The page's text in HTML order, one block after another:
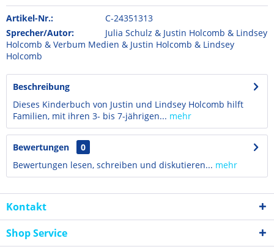
Artikel-Nr.:
C-24351313
Sprecher/Autor:
Julia Schulz & Justin Holcomb & Lindsey
Holcomb & Verbum Medien & Justin Holcomb & Lindsey
Holcomb
Beschreibung
Dieses Kinderbuch von Justin und Lindsey Holcomb hilft
Familien, mit ihren 3- bis 7-jährigen... mehr
Bewertungen
0
Bewertungen lesen, schreiben und diskutieren... mehr
Kontakt
Shop Service